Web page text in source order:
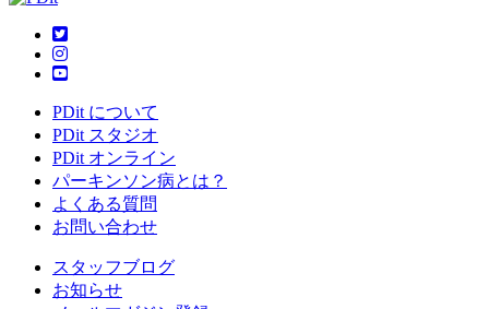
PDit について
PDit スタジオ
PDit オンライン
パーキンソン病とは？
よくある質問
お問い合わせ
スタッフブログ
お知らせ